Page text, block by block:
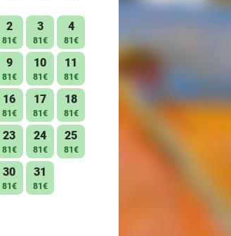
2
81€
3
81€
4
81€
9
81€
10
81€
11
81€
16
81€
17
81€
18
81€
23
81€
24
81€
25
81€
30
81€
31
81€